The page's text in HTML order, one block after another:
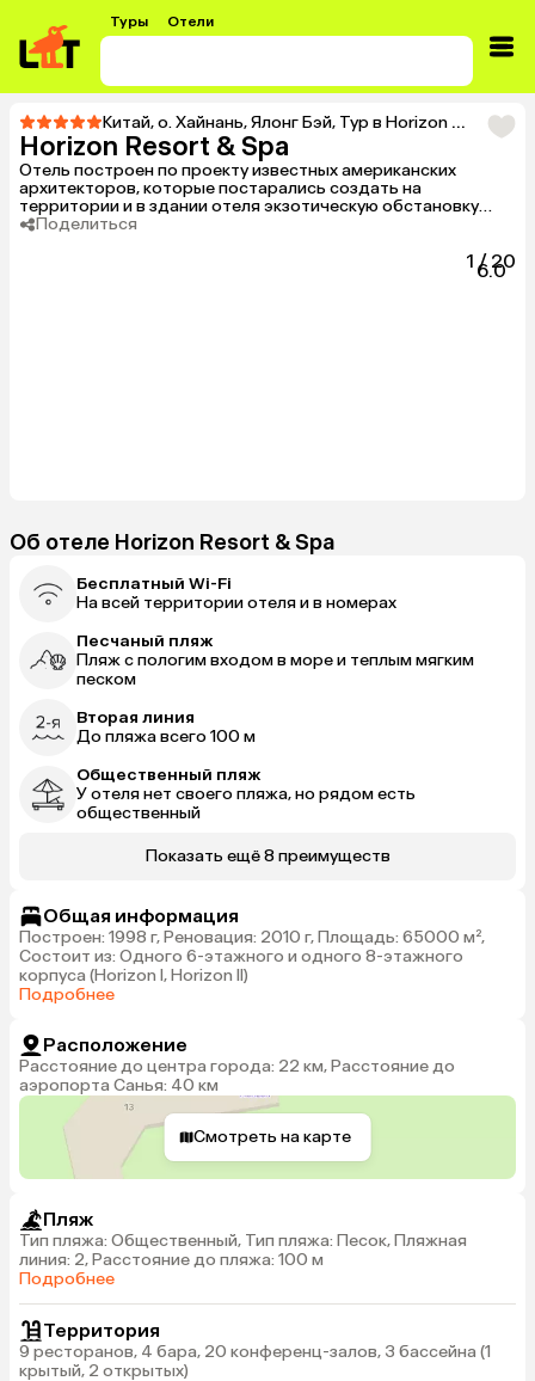
Туры Отели
Китай,о. Хайнань,Ялонг Бэй, Тур в Horizon Resort & Spa
Horizon Resort & Spa
Отель построен по проекту известных американских
архитекторов, которые постарались создать на
территории и в здании отеля экзотическую обстановку
тропического рая, прекрасно сочетающуюся с
песчаным пляжем. При отделке использовались природные
Поделиться
6.0
1 / 20
Об отеле Horizon Resort & Spa
Бесплатный Wi-Fi
На всей территории отеля и в номерах
Песчаный пляж
Пляж с пологим входом в море и теплым мягким
песком
Вторая линия
До пляжа всего 100 м
Общественный пляж
У отеля нет своего пляжа, но рядом есть
общественный
Показать ещё 8 преимуществ
Общая информация
Построен: 1998 г, Реновация: 2010 г, Площадь: 65000 м²,
Состоит из: Одного 6-этажного и одного 8-этажного
корпуса (Horizon I, Horizon II)
Подробнее
Расположение
Расстояние до центра города: 22 км, Расстояние до
аэропорта Санья: 40 км
Смотреть на карте
Пляж
Тип пляжа: Общественный, Тип пляжа: Песок, Пляжная
линия: 2, Расстояние до пляжа: 100 м
Подробнее
Территория
9 ресторанов, 4 бара, 20 конференц-залов, 3 бассейна (1
крытый, 2 открытых)